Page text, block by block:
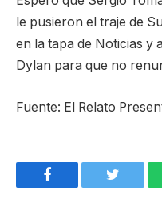
le pusieron el traje de
en la tapa de Noticias y
Dylan para que no
Fuente: El Relato
Facebook Twitter